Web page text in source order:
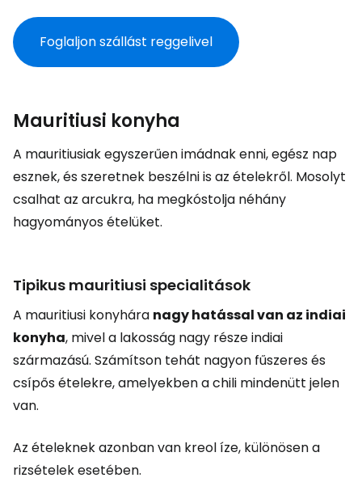
Foglaljon szállást reggelivel
Mauritiusi konyha
A mauritiusiak egyszerűen imádnak enni, egész nap
esznek, és szeretnek beszélni is az ételekről. Mosolyt
csalhat az arcukra, ha megkóstolja néhány
hagyományos ételüket.
Tipikus mauritiusi specialitások
A mauritiusi konyhára nagy hatással van az indiai
konyha, mivel a lakosság nagy része indiai
származású. Számítson tehát nagyon fűszeres és
csípős ételekre, amelyekben a chili mindenütt jelen
van.
Az ételeknek azonban van kreol íze, különösen a
rizsételek esetében.